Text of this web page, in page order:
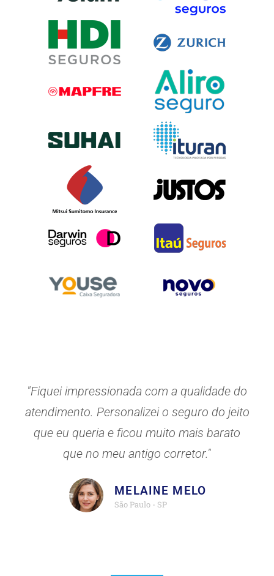
"Fiquei impressionada com a qualidade do
atendimento. Personalizei o seguro do jeito
que eu queria e ficou muito mais barato
que no meu antigo corretor."
MELAINE MELO
São Paulo - SP